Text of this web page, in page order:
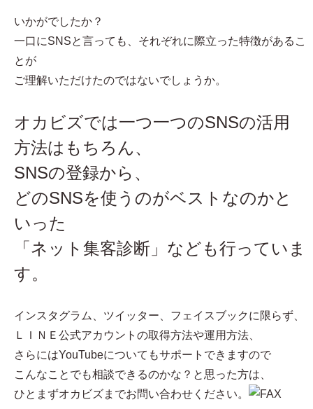
いかがでしたか？
一口にSNSと言っても、それぞれに際立った特徴があるこ
とが
ご理解いただけたのではないでしょうか。
オカビズでは一つ一つのSNSの活用
方法はもちろん、
SNSの登録から、
どのSNSを使うのがベストなのかと
いった
「ネット集客診断」なども行っていま
す。
インスタグラム、ツイッター、フェイスブックに限らず、
ＬＩＮＥ公式アカウントの取得方法や運用方法、
さらにはYouTubeについてもサポートできますので
こんなことでも相談できるのかな？と思った方は、
ひとまずオカビズまでお問い合わせください。